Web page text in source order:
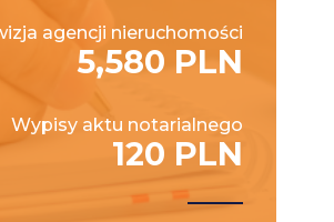
agencji nieruchomości
5,580 PLN
Wypisy aktu notarialnego
120 PLN